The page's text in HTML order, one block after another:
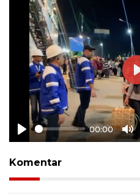
Play
00:00
Komentar